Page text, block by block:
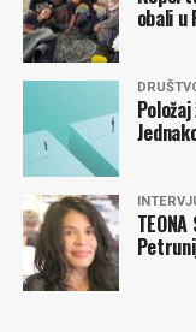
obali u